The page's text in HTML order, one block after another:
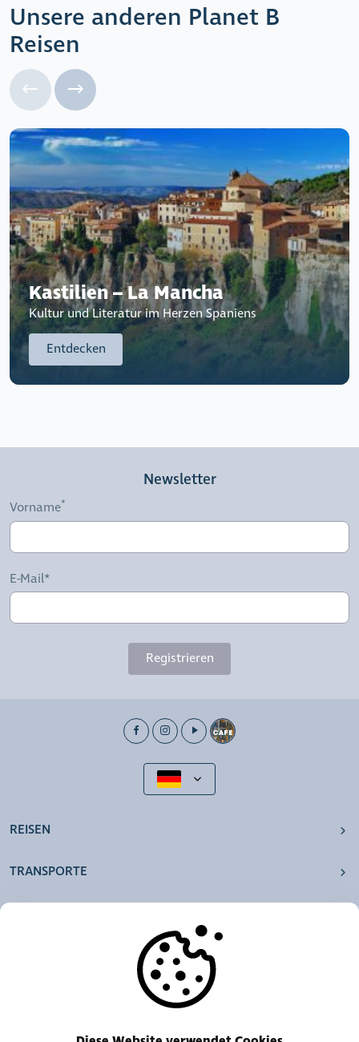
Unsere anderen Planet B
Reisen
Kastilien – La Mancha
Kultur und Literatur im Herzen Spaniens
Entdecken
Newsletter
Vorname
E-Mail*
Registrieren
REISEN
TRANSPORTE